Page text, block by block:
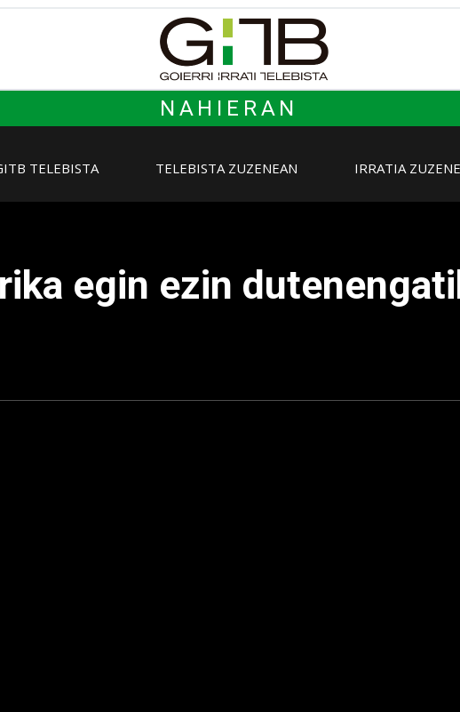
NAHIERAN
TELEBISTA TELEBISTA ZUZENEAN IRRATIA
egin ezin